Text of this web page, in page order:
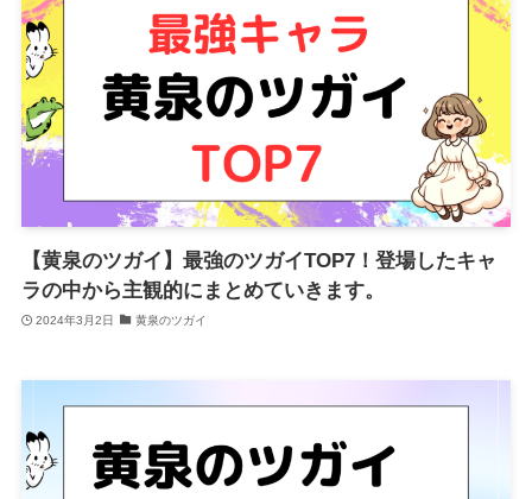
【黄泉のツガイ】最強のツガイTOP7！登場したキャ
ラの中から主観的にまとめていきます。
2024年3月2日 黄泉のツガイ